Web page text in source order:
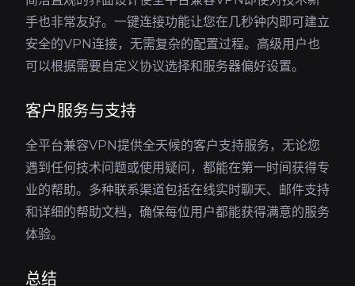
手也非常友好。一键连接功能让您在几秒钟内即可建立
安全的VPN连接，无需复杂的配置过程。高级用户也
可以根据需要自定义协议选择和服务器偏好设置。
客户服务与支持
全平台兼容VPN提供全天候的客户支持服务，无论您
遇到任何技术问题或使用疑问，都能在第一时间获得专
业的帮助。多种联系渠道包括在线实时聊天、邮件支持
和详细的帮助文档，确保每位用户都能获得满意的服务
体验。
总结